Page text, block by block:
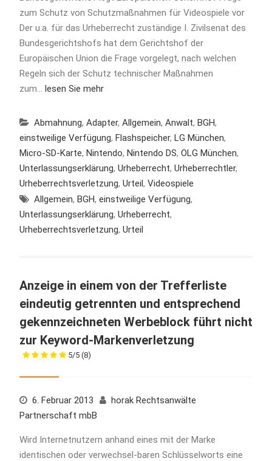
zum Schutz von Schutzmaßnahmen für Videospiele vor
Der u.a. für das Urheberrecht zuständige I. Zivilsenat des
Bundesgerichtshofs hat dem Gerichtshof der
Europäischen Union die Frage vorgelegt, nach welchen
Regeln sich der Schutz technischer Maßnahmen
zum… lesen Sie mehr
Abmahnung, Adapter, Allgemein, Anwalt, BGH,
einstweilige Verfügung, Flashspeicher, LG München,
Micro-SD-Karte, Nintendo, Nintendo DS, OLG München,
Unterlassungserklärung, Urheberrecht, Urheberrechtler,
Urheberrechtsverletzung, Urteil, Videospiele
Allgemein, BGH, einstweilige Verfügung,
Unterlassungserklärung, Urheberrecht,
Urheberrechtsverletzung, Urteil
Anzeige in einem von der Trefferliste
eindeutig getrennten und entsprechend
gekennzeichneten Werbeblock führt nicht
zur Keyword-Markenverletzung
5/5 (8)
6. Februar 2013
horak Rechtsanwälte
Partnerschaft mbB
Wird Internetnutzern anhand eines mit der Marke
identischen oder verwechsel-baren Schlüsselworts eine